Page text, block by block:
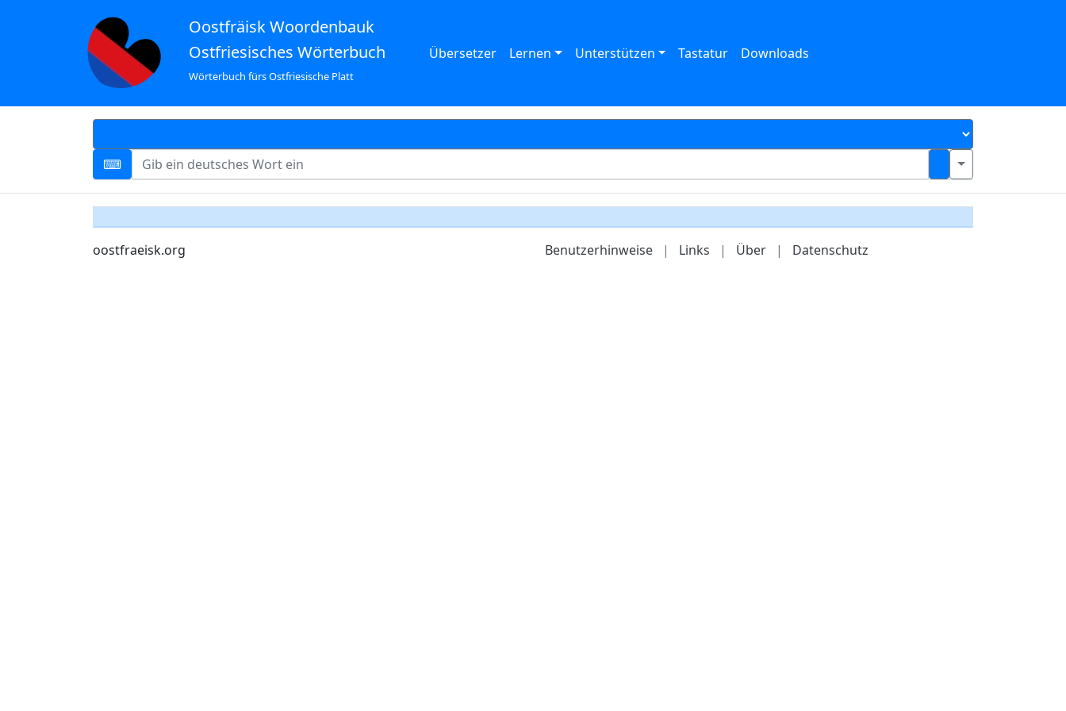
Oostfräisk Woordenbauk
Ostfriesisches Wörterbuch
Wörterbuch fürs Ostfriesische Platt
Übersetzer Lernen Unterstützen Tastatur Downloads
oostfraeisk.org Benutzerhinweise | Links | Über | Datenschutz